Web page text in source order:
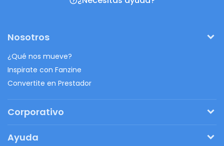
Nosotros
¿Qué nos mueve?
Inspirate con Fanzine
Convertite en Prestador
Corporativo
Ayuda